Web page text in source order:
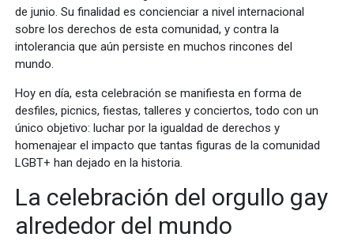
de junio. Su finalidad es concienciar a nivel internacional
sobre los derechos de esta comunidad, y contra la
intolerancia que aún persiste en muchos rincones del
mundo.
Hoy en día, esta celebración se manifiesta en forma de
desfiles, picnics, fiestas, talleres y conciertos, todo con un
único objetivo: luchar por la igualdad de derechos y
homenajear el impacto que tantas figuras de la comunidad
LGBT+ han dejado en la historia.
La celebración del orgullo gay
alrededor del mundo